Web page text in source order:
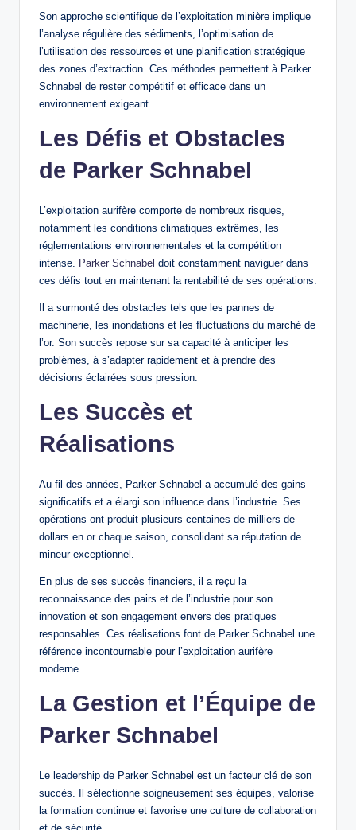
Son approche scientifique de l’exploitation minière implique
l’analyse régulière des sédiments, l’optimisation de
l’utilisation des ressources et une planification stratégique
des zones d’extraction. Ces méthodes permettent à Parker
Schnabel de rester compétitif et efficace dans un
environnement exigeant.
Les Défis et Obstacles
de Parker Schnabel
L’exploitation aurifère comporte de nombreux risques,
notamment les conditions climatiques extrêmes, les
réglementations environnementales et la compétition
intense. Parker Schnabel doit constamment naviguer dans
ces défis tout en maintenant la rentabilité de ses opérations.
Il a surmonté des obstacles tels que les pannes de
machinerie, les inondations et les fluctuations du marché de
l’or. Son succès repose sur sa capacité à anticiper les
problèmes, à s’adapter rapidement et à prendre des
décisions éclairées sous pression.
Les Succès et
Réalisations
Au fil des années, Parker Schnabel a accumulé des gains
significatifs et a élargi son influence dans l’industrie. Ses
opérations ont produit plusieurs centaines de milliers de
dollars en or chaque saison, consolidant sa réputation de
mineur exceptionnel.
En plus de ses succès financiers, il a reçu la
reconnaissance des pairs et de l’industrie pour son
innovation et son engagement envers des pratiques
responsables. Ces réalisations font de Parker Schnabel une
référence incontournable pour l’exploitation aurifère
moderne.
La Gestion et l’Équipe de
Parker Schnabel
Le leadership de Parker Schnabel est un facteur clé de son
succès. Il sélectionne soigneusement ses équipes, valorise
la formation continue et favorise une culture de collaboration